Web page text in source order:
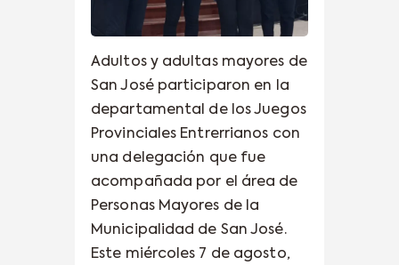
Adultos y adultas mayores de
San José participaron en la
departamental de los Juegos
Provinciales Entrerrianos con
una delegación que fue
acompañada por el área de
Personas Mayores de la
Municipalidad de San José.
Este miércoles 7 de agosto,